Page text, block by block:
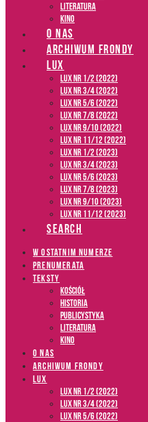
Literatura
Kino
O NAS
ARCHIWUM FRONDY
LUX
LUX NR 1/2 (2022)
LUX NR 3/4 (2022)
LUX NR 5/6 (2022)
LUX NR 7/8 (2022)
LUX nr 9/10 (2022)
LUX NR 11/12 (2022)
LUX NR 1/2 (2023)
LUX NR 3/4 (2023)
LUX NR 5/6 (2023)
LUX NR 7/8 (2023)
LUX NR 9/10 (2023)
LUX NR 11/12 (2023)
SEARCH
W OSTATNIM NUMERZE
PRENUMERATA
TEKSTY
Kościół
Historia
Publicystyka
Literatura
Kino
O NAS
ARCHIWUM FRONDY
LUX
LUX NR 1/2 (2022)
LUX NR 3/4 (2022)
LUX NR 5/6 (2022)